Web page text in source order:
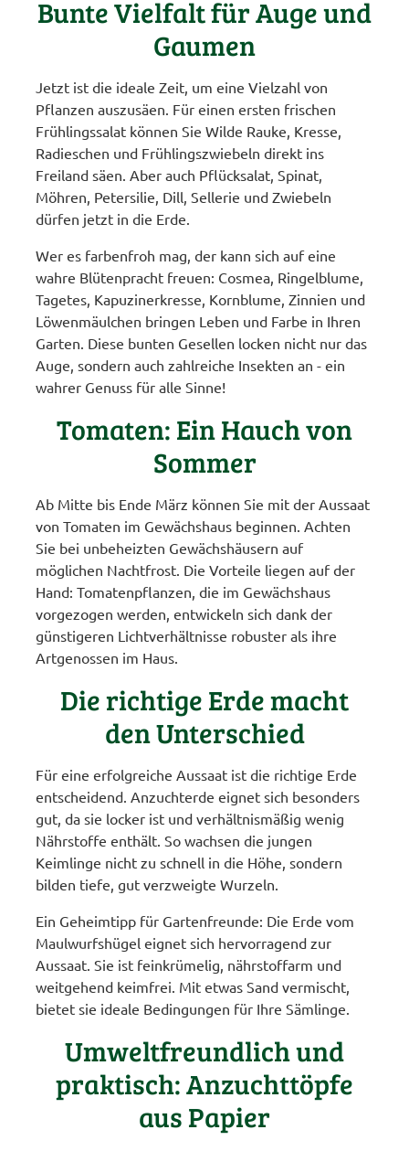
Bunte Vielfalt für Auge und
Gaumen
Jetzt ist die ideale Zeit, um eine Vielzahl von
Pflanzen auszusäen. Für einen ersten frischen
Frühlingssalat können Sie Wilde Rauke, Kresse,
Radieschen und Frühlingszwiebeln direkt ins
Freiland säen. Aber auch Pflücksalat, Spinat,
Möhren, Petersilie, Dill, Sellerie und Zwiebeln
dürfen jetzt in die Erde.
Wer es farbenfroh mag, der kann sich auf eine
wahre Blütenpracht freuen: Cosmea, Ringelblume,
Tagetes, Kapuzinerkresse, Kornblume, Zinnien und
Löwenmäulchen bringen Leben und Farbe in Ihren
Garten. Diese bunten Gesellen locken nicht nur das
Auge, sondern auch zahlreiche Insekten an - ein
wahrer Genuss für alle Sinne!
Tomaten: Ein Hauch von
Sommer
Ab Mitte bis Ende März können Sie mit der Aussaat
von Tomaten im Gewächshaus beginnen. Achten
Sie bei unbeheizten Gewächshäusern auf
möglichen Nachtfrost. Die Vorteile liegen auf der
Hand: Tomatenpflanzen, die im Gewächshaus
vorgezogen werden, entwickeln sich dank der
günstigeren Lichtverhältnisse robuster als ihre
Artgenossen im Haus.
Die richtige Erde macht
den Unterschied
Für eine erfolgreiche Aussaat ist die richtige Erde
entscheidend. Anzuchterde eignet sich besonders
gut, da sie locker ist und verhältnismäßig wenig
Nährstoffe enthält. So wachsen die jungen
Keimlinge nicht zu schnell in die Höhe, sondern
bilden tiefe, gut verzweigte Wurzeln.
Ein Geheimtipp für Gartenfreunde: Die Erde vom
Maulwurfshügel eignet sich hervorragend zur
Aussaat. Sie ist feinkrümelig, nährstoffarm und
weitgehend keimfrei. Mit etwas Sand vermischt,
bietet sie ideale Bedingungen für Ihre Sämlinge.
Umweltfreundlich und
praktisch: Anzuchttöpfe
aus Papier